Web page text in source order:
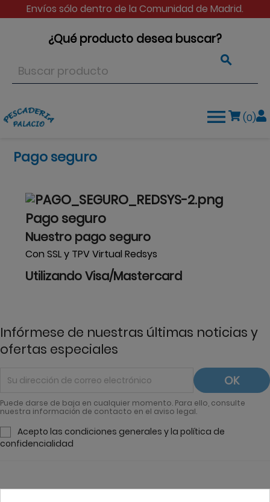
Envíos sólo dentro de la Comunidad de Madrid.
¿Qué producto desea buscar?

 (0)
Pago seguro
Pago seguro
Nuestro pago seguro
Con SSL y TPV Virtual Redsys
Utilizando Visa/Mastercard
Infórmese de nuestras últimas noticias y
ofertas especiales
Puede darse de baja en cualquier momento. Para ello, consulte
nuestra información de contacto en el aviso legal.
Acepto las condiciones generales y la política de
confidencialidad